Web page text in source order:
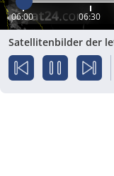
06:00 06:30
Satellitenbilder der